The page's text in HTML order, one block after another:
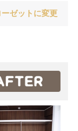
ゼットに変更